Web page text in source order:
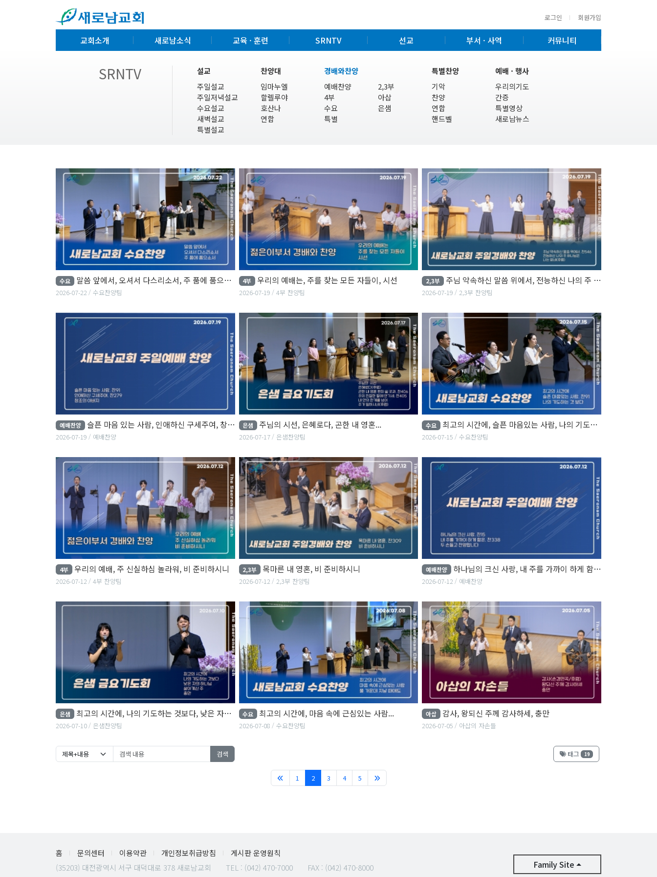
로그인 회원가입
교회소개 새로남소식 교육 · 훈련 SRNTV 선교 부서 · 사역 커뮤니티
SRNTV
설교
주일설교
주일저녁설교
수요설교
새벽설교
특별설교
찬양대
임마누엘
할렐루야
호산나
연합
경배와찬양
예배찬양
2,3부
4부
아삽
수요
은샘
특별
특별찬양
기악
찬양
연합
핸드벨
예배 · 행사
우리의기도
간증
특별영상
새로남뉴스
수요 말씀 앞에서, 오셔서 다스리소서, 주 품에 품으소서
2026-07-22 수요찬양팀
4부 우리의 예배는, 주를 찾는 모든 자들이, 시선
2026-07-19 4부 찬양팀
2,3부 주님 약속하신 말씀 위에서, 전능하신 나의 주 하나님은, 나는 믿네
2026-07-19 2,3부 찬양팀
예배찬양 슬픈 마음 있는 사람, 인애하신 구세주여, 창조의 아버지
2026-07-19 예배찬양
은샘 주님의 시선, 은혜로다, 곤한 내 영혼...
2026-07-17 은샘찬양팀
수요 최고의 시간에, 슬픈 마음있는 사람, 나의 기도하는 것 보다
2026-07-15 수요찬양팀
4부 우리의 예배, 주 신실하심 놀라워, 비 준비하시니
2026-07-12 4부 찬양팀
2,3부 목마른 내 영혼, 비 준비하시니
2026-07-12 2,3부 찬양팀
예배찬양 하나님의 크신 사랑, 내 주를 가까이 하게 함은, 두 손 들고 찬양합니다
2026-07-12 예배찬양
은샘 최고의 시간에, 나의 기도하는 것보다, 낮은 자의 하나님...
2026-07-10 은샘찬양팀
수요 최고의 시간에, 마음 속에 근심있는 사람...
2026-07-08 수요찬양팀
아삽 감사, 왕되신 주께 감사하세, 충만
2026-07-05 아삽의 자손들
검색 태그 19
1 2(current)
3 4 5
홈 문의센터 이용약관 개인정보취급방침
게시판 운영원칙
(35203) 대전광역시 서구 대덕대로 378 새로남교회
TEL : (042) 470-7000 FAX : (042) 470-8000 Family Site